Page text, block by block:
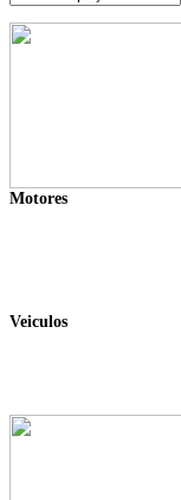
Motores
Veiculos